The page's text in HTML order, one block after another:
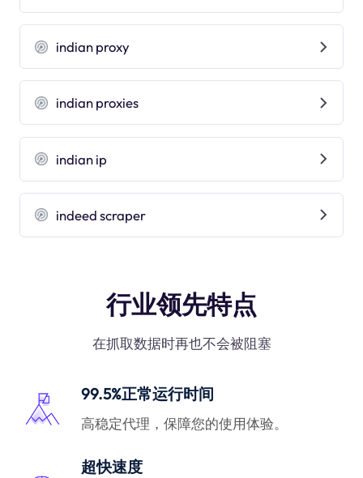
indian proxy
indian proxies
indian ip
indeed scraper
行业领先特点
在抓取数据时再也不会被阻塞
99.5%正常运行时间
高稳定代理，保障您的使用体验。
超快速度